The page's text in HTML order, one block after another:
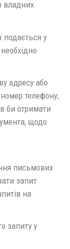
владних
подається у
адресу або
телефону;
би отримати
щодо
письмових
запит
на
запиту у